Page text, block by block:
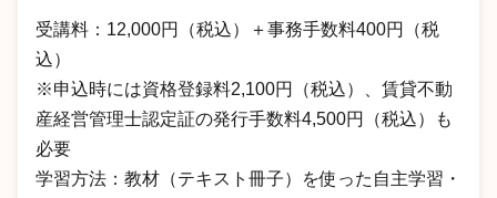
受講料：12,000円（税込）＋事務手数料400円（税
込）
※申込時には資格登録料2,100円（税込）、賃貸不動
産経営管理士認定証の発行手数料4,500円（税込）も
必要
学習方法：教材（テキスト冊子）を使った自主学習・